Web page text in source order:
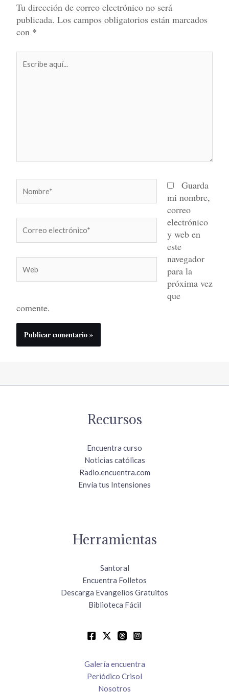
Tu dirección de correo electrónico no será
publicada. Los campos obligatorios están marcados
con *
aquí...
electrónico*
Guarda
mi nombre,
correo
electrónico
y web en
este
navegador
para la
próxima vez
que
comente.
Recursos
Encuentra curso
Noticias católicas
Radio.encuentra.com
Envía tus Intensiones
Herramientas
Santoral
Encuentra Folletos
Descarga Evangelios Gratuitos
Biblioteca Fácil
Galería encuentra
Periódico Crisol
Nosotros